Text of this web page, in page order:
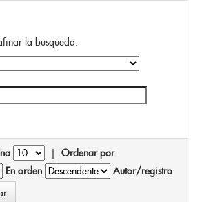
la busqueda.
| Ordenar por
En orden
Autor/registro